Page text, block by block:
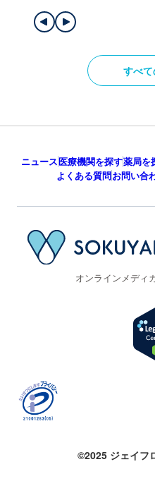
すべ
ニュース医療機関を探す薬局を
よくある質問お問い合
オンラインメディ
©2025 ジェイフ